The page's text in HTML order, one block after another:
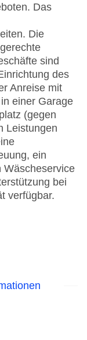
Das
Die
sind
des
Anreise mit
einer Garage
(gegen
Leistungen
ein
Wäscheservice
bei
verfügbar.